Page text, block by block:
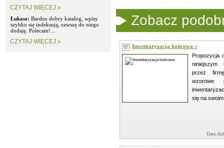
CZYTAJ WIĘCEJ »
Łukasz: Bardzo dobry katalog, wpisy
szybko się indeksują, zawszę do niego
dodaję. Polecam!...
CZYTAJ WIĘCEJ »
Zobacz
Inwentaryzacja końcowa »
Propozycja
niniejszym
przez
wzorowe
się na
Data